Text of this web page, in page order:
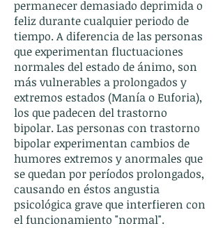
permanecer demasiado deprimida o
feliz durante cualquier periodo de
tiempo. A diferencia de las personas
que experimentan fluctuaciones
normales del estado de ánimo, son
más vulnerables a prolongados y
extremos estados (Manía o Euforia),
los que padecen del trastorno
bipolar. Las personas con trastorno
bipolar experimentan cambios de
humores extremos y anormales que
se quedan por períodos prolongados,
causando en éstos angustia
psicológica grave que interfieren con
el funcionamiento "normal".